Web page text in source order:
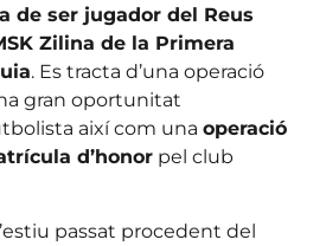
de ser jugador del Reus
Zilina de la Primera
. Es tracta d’una operació
gran oportunitat
així com una operació
d’honor pel club
passat procedent del